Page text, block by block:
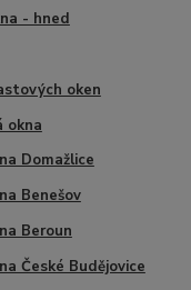
- hned
oken
okna
Domažlice
Benešov
Beroun
České Budějovice